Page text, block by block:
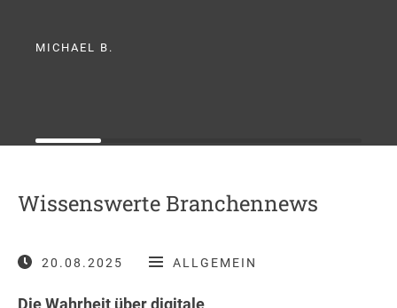
MICHAEL B.
Wissenswerte Branchennews
20.08.2025 ALLGEMEIN
Die Wahrheit über digitale